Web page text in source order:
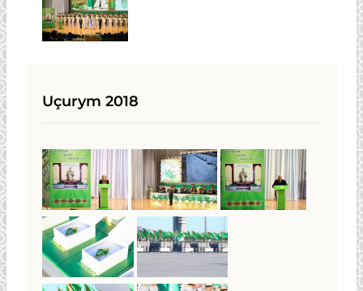
Uçurym 2018